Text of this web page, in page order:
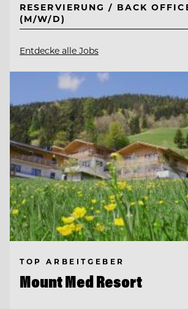
RESERVIERUNG / BACK
(M/W/D)
Entdecke alle Jobs
TOP ARBEITGEBER
Mount Med Resort